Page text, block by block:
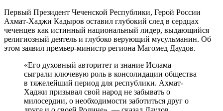
Первый Президент Чеченской Республики, Герой России
Ахмат-Хаджи Кадыров оставил глубокий след в сердцах
чеченцев как истинный национальный лидер, выдающийся
религиозный деятель и глубоко верующий мусульманин. Об
этом заявил премьер-министр региона Магомед Даудов.
«Его духовный авторитет и знание Ислама
сыграли ключевую роль в консолидации общества
в тяжелейший период для республики. Ахмат-
Хаджи призывал свой народ не забывать о
милосердии, о необходимости заботиться друг о